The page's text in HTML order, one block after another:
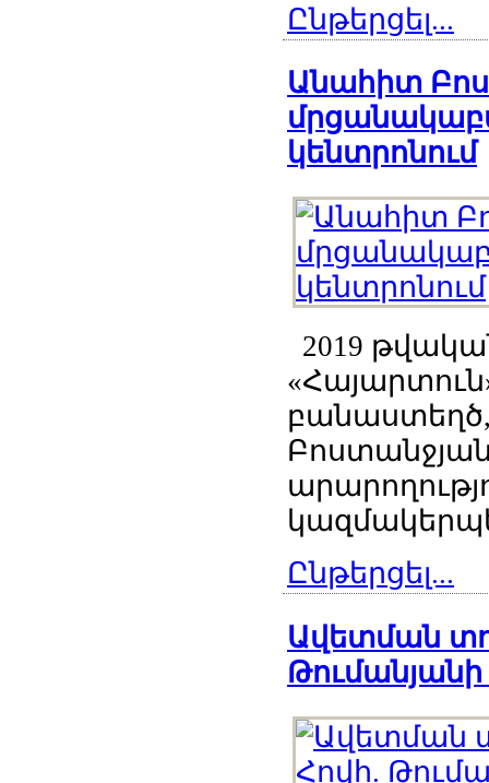
Ընթերցել...
Անահիտ
կենտրոնում
2019
Ընթերցել...
Ավետման
Թումանյանի